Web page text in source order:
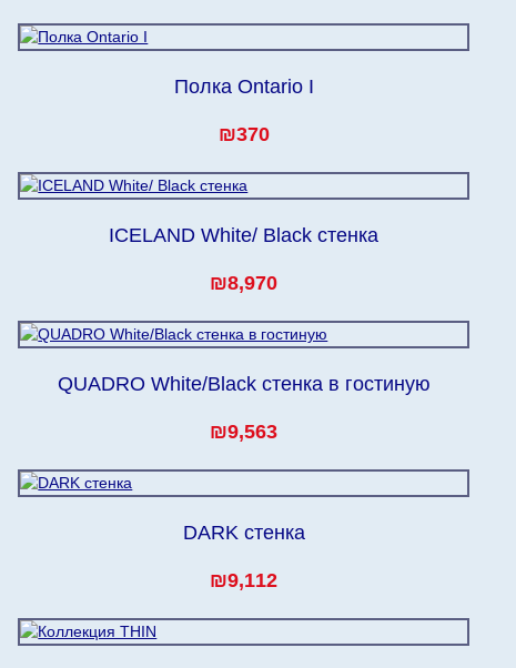
Полка Ontario I
₪370
ICELAND White/ Black стенка
₪8,970
QUADRO White/Black стенка в гостиную
₪9,563
DARK стенка
₪9,112